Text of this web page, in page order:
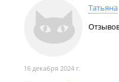
Татьяна
16 декабря 2024 г.